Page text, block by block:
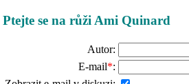
Ptejte se na růži Ami Quinard
Autor:
E-mail*: